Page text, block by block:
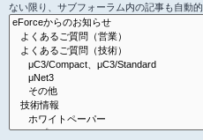
ない限り、サブフォーラム内の記事も自動的